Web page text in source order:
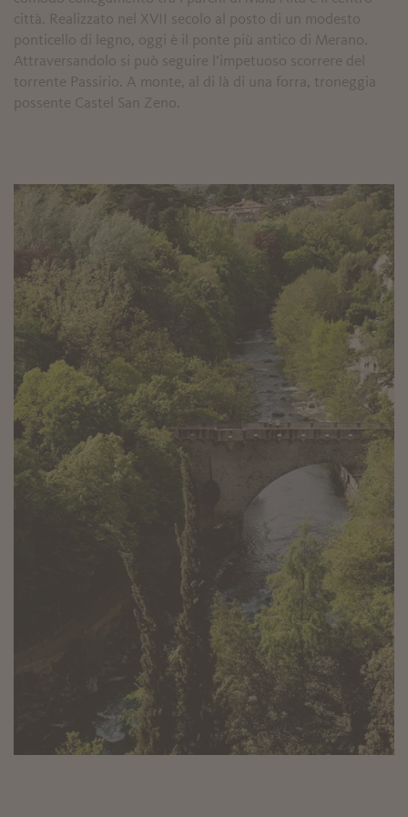
città. Realizzato nel XVII secolo al posto di un modesto
ponticello di legno, oggi è il ponte più antico di Merano.
Attraversandolo si può seguire l’impetuoso scorrere del
torrente Passirio. A monte, al di là di una forra, troneggia
possente Castel San Zeno.